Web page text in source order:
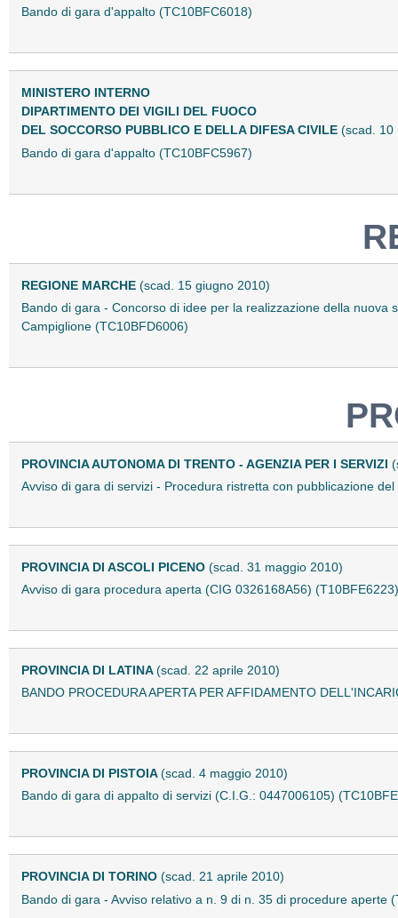
Bando di gara d'appalto (TC10BFC6018)
MINISTERO INTERNO
DIPARTIMENTO DEI VIGILI DEL FUOCO
DEL SOCCORSO PUBBLICO E DELLA DIFESA CIVILE (scad. 10
Bando di gara d'appalto (TC10BFC5967)
REGIONE MARCHE (scad. 15 giugno 2010)
Bando di gara - Concorso di idee per la realizzazione della
Campiglione (TC10BFD6006)
PROVINCIA AUTONOMA DI TRENTO - AGENZIA PER I SERVIZI
Avviso di gara di servizi - Procedura ristretta con pubblicazione
PROVINCIA DI ASCOLI PICENO (scad. 31 maggio 2010)
Avviso di gara procedura aperta (CIG 0326168A56) (T10BFE6223)
PROVINCIA DI LATINA(scad. 22 aprile 2010)
BANDO PROCEDURA APERTA PER AFFIDAMENTO
PROVINCIA DI PISTOIA(scad. 4 maggio 2010)
Bando di gara di appalto di servizi (C.I.G.: 0447006105)
PROVINCIA DI TORINO (scad. 21 aprile 2010)
Bando di gara - Avviso relativo a n. 9 di n. 35 di procedure aperte